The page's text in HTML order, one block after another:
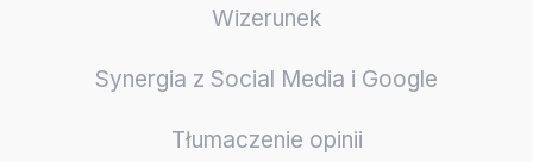
Wizerunek
Synergia z Social Media i Google
Tłumaczenie opinii